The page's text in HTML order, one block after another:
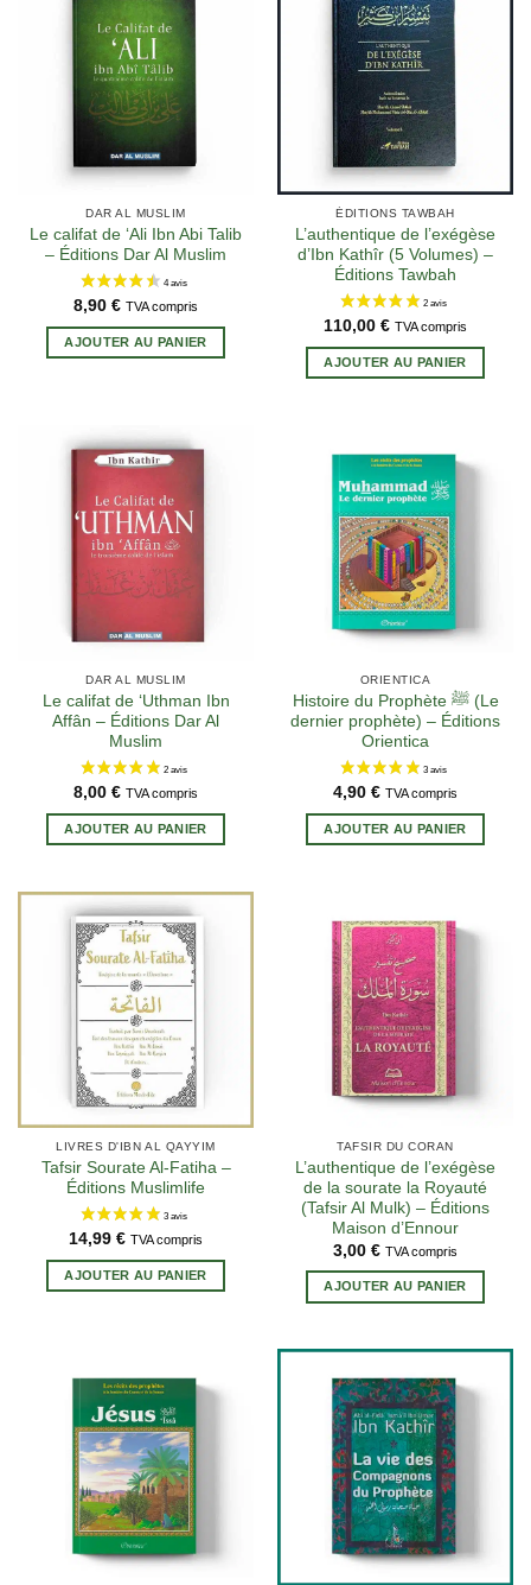
DAR AL MUSLIM
Le califat de ‘Ali Ibn Abi Talib
– Éditions Dar Al Muslim
8,90 € TVA compris
AJOUTER AU PANIER
ÉDITIONS TAWBAH
L’authentique de l’exégèse
d’Ibn Kathîr (5 Volumes) –
Éditions Tawbah
110,00 € TVA compris
AJOUTER AU PANIER
DAR AL MUSLIM
Le califat de ‘Uthman Ibn
Affân – Éditions Dar Al
Muslim
8,00 € TVA compris
AJOUTER AU PANIER
ORIENTICA
Histoire du Prophète ﷺ (Le
dernier prophète) – Éditions
Orientica
4,90 € TVA compris
AJOUTER AU PANIER
LIVRES D'IBN AL QAYYIM
Tafsir Sourate Al-Fatiha –
Éditions Muslimlife
14,99 € TVA compris
AJOUTER AU PANIER
TAFSIR DU CORAN
L’authentique de l’exégèse
de la sourate la Royauté
(Tafsir Al Mulk) – Éditions
Maison d’Ennour
3,00 € TVA compris
AJOUTER AU PANIER